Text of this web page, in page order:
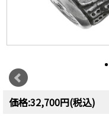
価格:32,700円(税込)